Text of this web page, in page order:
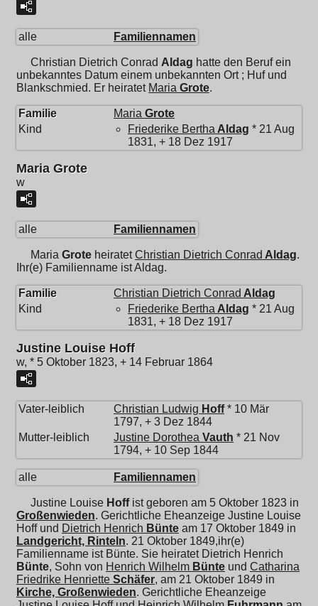
alle Familiennamen
Christian Dietrich Conrad Aldag hatte den Beruf ein
unbekanntes Datum einem unbekannten Ort ; Huf und
Blankschmied. Er heiratet Maria Grote.
Familie Maria Grote
Kind
Friederike Bertha Aldag * 21 Aug
1831, + 18 Dez 1917
Maria Grote
w
alle Familiennamen
Maria Grote heiratetChristian Dietrich Conrad Aldag.
Ihr(e) Familienname ist Aldag.
Familie Christian Dietrich Conrad Aldag
Kind
Friederike Bertha Aldag * 21 Aug
1831, + 18 Dez 1917
Justine Louise Hoff
w, * 5 Oktober 1823, + 14 Februar 1864
Vater-leiblich Christian Ludwig Hoff* 10 Mär
1797, + 3 Dez 1844
Mutter-leiblich
Justine Dorothea Vauth * 21 Nov
1794, + 10 Sep 1844
alle Familiennamen
Justine Louise Hoffist geboren am 5 Oktober 1823 in
Großenwieden. Gerichtliche Eheanzeige Justine Louise
Hoff und Dietrich Henrich Bünte am 17 Oktober 1849 in
Landgericht, Rinteln. 21 Oktober 1849,ihr(e)
Familienname ist Bünte. Sie heiratet Dietrich Henrich
Bünte, Sohn von Henrich Wilhelm Bünte und Catharina
Friedrike Henriette Schäfer, am 21 Oktober 1849 in
Kirche, Großenwieden. Gerichtliche Eheanzeige